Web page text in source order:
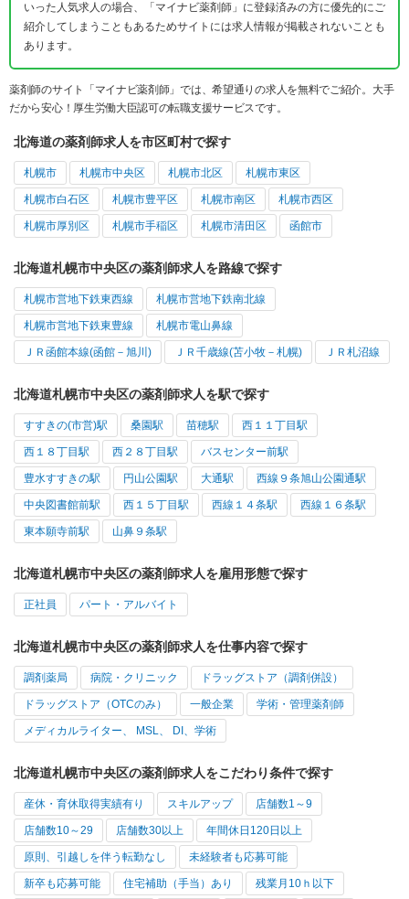
いった人気求人の場合、「マイナビ薬剤師」に登録済みの方に優先的にご
紹介してしまうこともあるためサイトには求人情報が掲載されないことも
あります。
薬剤師のサイト「マイナビ薬剤師」では、希望通りの求人を無料でご紹介。大手
だから安心！厚生労働大臣認可の転職支援サービスです。
北海道の薬剤師求人を市区町村で探す
札幌市 札幌市中央区 札幌市北区 札幌市東区
札幌市白石区 札幌市豊平区 札幌市南区 札幌市西区
札幌市厚別区 札幌市手稲区 札幌市清田区 函館市
北海道札幌市中央区の薬剤師求人を路線で探す
札幌市営地下鉄東西線 札幌市営地下鉄南北線
札幌市営地下鉄東豊線 札幌市電山鼻線
ＪＲ函館本線(函館－旭川) ＪＲ千歳線(苫小牧－札幌) ＪＲ札沼線
北海道札幌市中央区の薬剤師求人を駅で探す
すすきの(市営)駅 桑園駅 苗穂駅 西１１丁目駅
西１８丁目駅 西２８丁目駅 バスセンター前駅
豊水すすきの駅 円山公園駅 大通駅 西線９条旭山公園通駅
中央図書館前駅 西１５丁目駅 西線１４条駅 西線１６条駅
東本願寺前駅 山鼻９条駅
北海道札幌市中央区の薬剤師求人を雇用形態で探す
正社員 パート・アルバイト
北海道札幌市中央区の薬剤師求人を仕事内容で探す
調剤薬局 病院・クリニック ドラッグストア（調剤併設）
ドラッグストア（OTCのみ） 一般企業 学術・管理薬剤師
メディカルライター、 MSL、 DI、学術
北海道札幌市中央区の薬剤師求人をこだわり条件で探す
産休・育休取得実績有り スキルアップ 店舗数1～9
店舗数10～29 店舗数30以上 年間休日120日以上
原則、引越しを伴う転勤なし 未経験者も応募可能
新卒も応募可能 住宅補助（手当）あり 残業月10ｈ以下